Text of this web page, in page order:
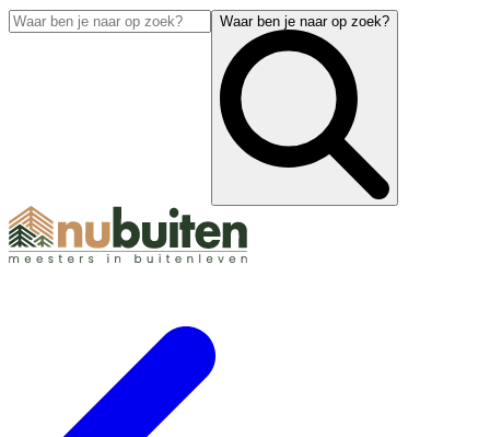
Waar ben je naar op zoek?